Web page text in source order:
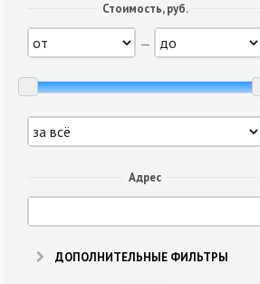
Стоимость, руб.
—
Адрес
ДОПОЛНИТЕЛЬНЫЕ ФИЛЬТРЫ